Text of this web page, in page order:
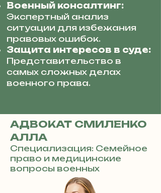
Военный консалтинг:
Экспертный анализ
ситуации для избежания
правовых ошибок.
Защита интересов в суде:
Представительство в
самых сложных делах
военного права.
АДВОКАТ СМИЛЕНКО
АЛЛА
Специализация: Семейное
право и медицинские
вопросы военных